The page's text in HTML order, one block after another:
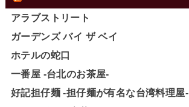
アラブストリート
ガーデンズ バイ ザ ベイ
ホテルの蛇口
一番屋 -台北のお茶屋-
好記担仔麺 -担仔麺が有名な台湾料理屋-